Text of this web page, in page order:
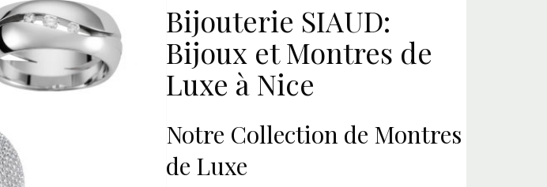
Bijouterie SIAUD:
Bijoux etMontres de
Luxe à Nice
Notre Collection de Montres
de Luxe